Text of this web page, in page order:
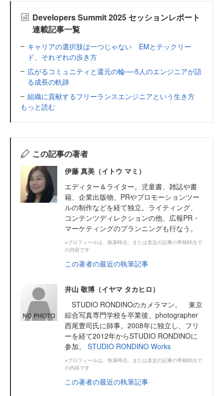
Developers Summit 2025 セッションレポート
連載記事一覧
キャリアの選択肢は一つじゃない EMとテックリー
ド、それぞれの歩き方
広がるコミュニティと還元の輪──5人のエンジニアが語
る成長の軌跡
組織に貢献するフリーランスエンジニアという生き方
もっと読む
この記事の著者
伊藤 真美（イトウ マミ）
エディター＆ライター。児童書、雑誌や書
籍、企業出版物、PRやプロモーションツー
ルの制作などを経て独立。ライティング、
コンテンツディレクションの他、広報PR・
マーケティングのプランニングも行なう。
※プロフィールは、執筆時点、または直近の記事の寄稿時点で
の内容です
この著者の最近の執筆記事
井山 敬博（イヤマ タカヒロ）
STUDIO RONDINOのカメラマン。 東京
綜合写真専門学校を卒業後、photographer
西尾豊司氏に師事。2008年に独立し、フリ
ーを経て2012年からSTUDIO RONDINOに
参加。 STUDIO RONDINO Works
※プロフィールは、執筆時点、または直近の記事の寄稿時点で
の内容です
この著者の最近の執筆記事